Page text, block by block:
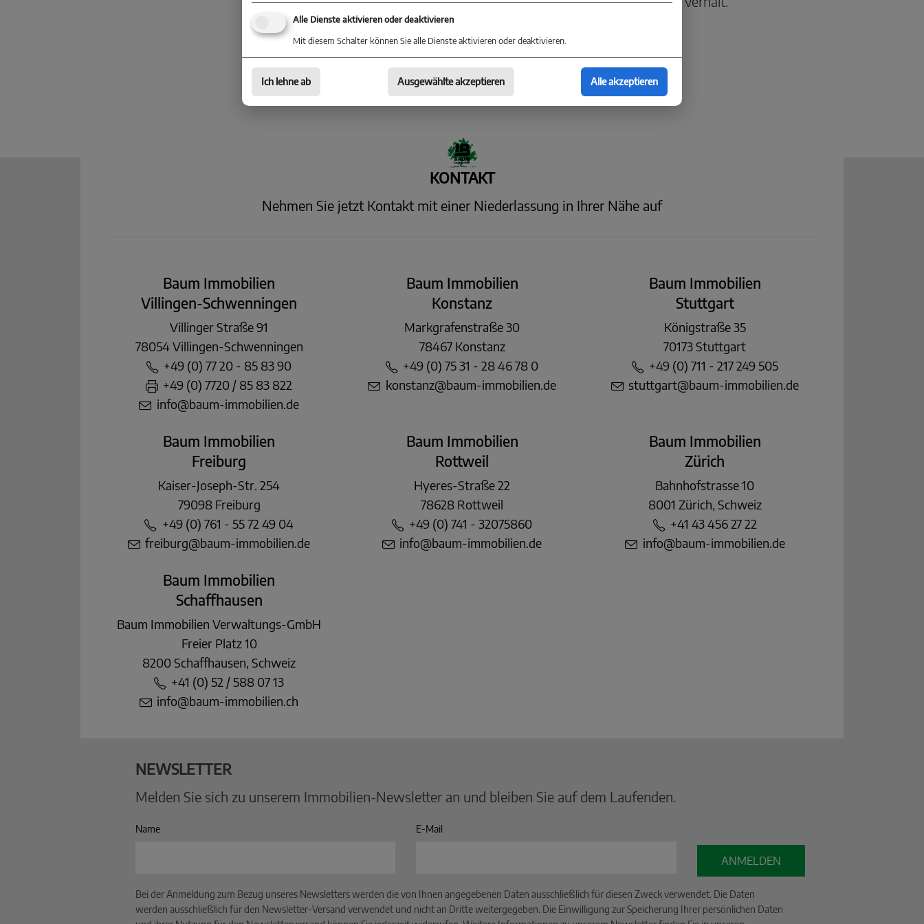
KONTAKT
Nehmen Sie jetzt Kontakt mit einer Niederlassung in Ihrer Nähe auf
Baum Immobilien
Villingen-Schwenningen
Villinger Straße 91
78054 Villingen-Schwenningen
+49 (0) 77 20 - 85 83 90
+49 (0) 7720 / 85 83 822
info@baum-immobilien.de
Baum Immobilien
Konstanz
Markgrafenstraße 30
78467 Konstanz
+49 (0) 75 31 - 28 46 78 0
konstanz@baum-immobilien.de
Baum Immobilien
Stuttgart
Königstraße 35
70173 Stuttgart
+49 (0) 711 - 217 249 505
stuttgart@baum-immobilien.de
Baum Immobilien
Freiburg
Kaiser-Joseph-Str. 254
79098 Freiburg
+49 (0) 761 - 55 72 49 04
freiburg@baum-immobilien.de
Baum Immobilien
Rottweil
Hyeres-Straße 22
78628 Rottweil
+49 (0) 741 - 32075860
info@baum-immobilien.de
Baum Immobilien
Zürich
Bahnhofstrasse 10
8001 Zürich, Schweiz
+41 43 456 27 22
info@baum-immobilien.de
Baum Immobilien
Schaffhausen
Baum Immobilien Verwaltungs-GmbH
Freier Platz 10
8200 Schaffhausen, Schweiz
+41 (0) 52 / 588 07 13
info@baum-immobilien.ch
NEWSLETTER
Melden Sie sich zu unserem Immobilien-Newsletter an und bleiben Sie auf dem Laufenden.
Name E-Mail
ANMELDEN
Bei der Anmeldung zum Bezug unseres Newsletters werden die von Ihnen angegebenen Daten ausschließlich für diesen Zweck verwendet. Die Daten
werden ausschließlich für den Newsletter-Versand verwendet und nicht an Dritte weitergegeben. Die Einwilligung zur Speicherung Ihrer persönlichen Daten
Alle Dienste aktivieren oder deaktivieren
Mit diesem Schalter können Sie alle Dienste aktivieren oder deaktivieren.
Ich lehne ab Ausgewählte akzeptieren Alle akzeptieren